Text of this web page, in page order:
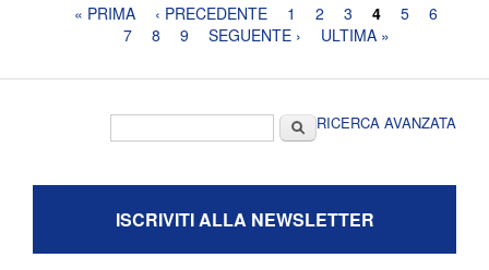
Pagine« PRIMA ‹ PRECEDENTE 1 2 3 4 5
6
7
8 9 SEGUENTE › ULTIMA »
CercaRICERCA AVANZATA
ISCRIVITI ALLA NEWSLETTER